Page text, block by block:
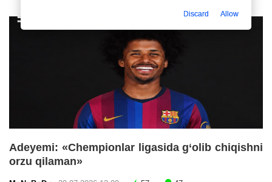
Adeyemi: «Chempionlar ligasida g‘olib chiqishni
orzu qilaman»
Discard Allow